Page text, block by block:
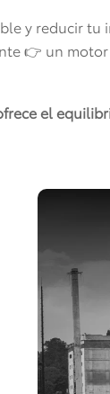
y reducir
👉 un
el